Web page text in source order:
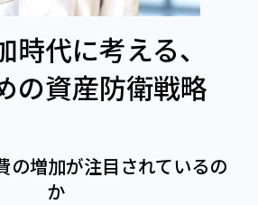
時代に考える、
の資産防衛戦略
の増加が注目されているの
か